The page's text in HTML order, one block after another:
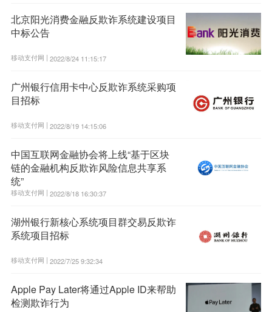
北京阳光消费金融反欺诈系统建设项目
中标公告
移动支付网 | 2022/8/24 11:15:17
广州银行信用卡中心反欺诈系统采购项
目招标
移动支付网 | 2022/8/19 14:15:06
中国互联网金融协会将上线“基于区块
链的金融机构反欺诈风险信息共享系
统”
移动支付网 | 2022/8/18 16:30:37
湖州银行新核心系统项目群交易反欺诈
系统项目招标
移动支付网 | 2022/7/25 9:32:34
Apple Pay Later将通过Apple ID来帮助
检测欺诈行为